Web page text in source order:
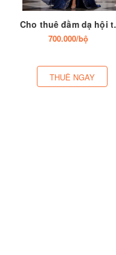
Cho
700.000/bộ
THUÊ NGAY